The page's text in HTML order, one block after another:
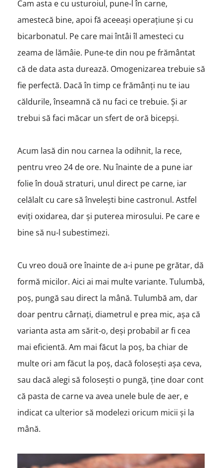
Cam asta e cu usturoiul, pune-l în carne,
amestecă bine, apoi fă aceeași operațiune și cu
bicarbonatul. Pe care mai întâi îl amesteci cu
zeama de lămâie. Pune-te din nou pe frământat
că de data asta durează. Omogenizarea trebuie să
fie perfectă. Dacă în timp ce frămânți nu te iau
căldurile, înseamnă că nu faci ce trebuie. Și ar
trebui să faci măcar un sfert de oră bicepși.
Acum lasă din nou carnea la odihnit, la rece,
pentru vreo 24 de ore. Nu înainte de a pune iar
folie în două straturi, unul direct pe carne, iar
celălalt cu care să învelești bine castronul. Astfel
eviți oxidarea, dar și puterea mirosului. Pe care e
bine să nu-l subestimezi.
Cu vreo două ore înainte de a-i pune pe grătar, dă
formă micilor. Aici ai mai multe variante. Tulumbă,
poș, pungă sau direct la mână. Tulumbă am, dar
doar pentru cârnați, diametrul e prea mic, așa că
varianta asta am sărit-o, deși probabil ar fi cea
mai eficientă. Am mai făcut la poș, ba chiar de
multe ori am făcut la poș, dacă folosești așa ceva,
sau dacă alegi să folosești o pungă, ține doar cont
că pasta de carne va avea unele bule de aer, e
indicat ca ulterior să modelezi oricum micii și la
mână.